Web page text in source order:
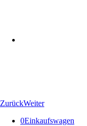
ZurückWeiter
0Einkaufswagen